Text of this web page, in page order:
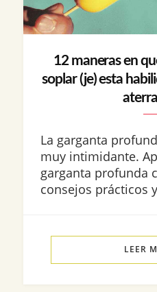
12 maneras en
soplar (je) esta
La garganta
muy intimidante.
garganta profunda
consejos prácticos
LEER